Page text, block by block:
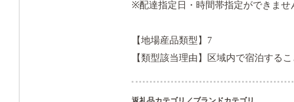
※配達指定日・時間帯指定ができませ
【地場産品類型】7
【類型該当理由】区域内で宿泊する